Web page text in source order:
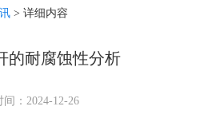
> 详细内容
的耐腐蚀性分析
间：2024-12-26